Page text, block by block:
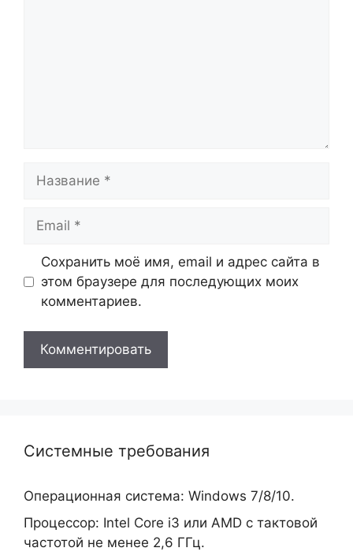
Сохранить моё имя, email и адрес сайта в
этом браузере для последующих моих
комментариев.
Системные требования
Операционная система: Windows 7/8/10.
Процессор: Intel Core i3 или AMD с тактовой
частотой не менее 2,6 ГГц.